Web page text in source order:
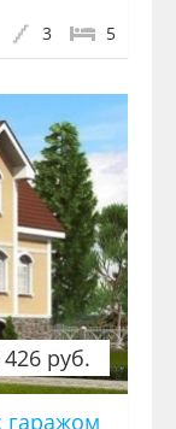
5
3
руб.
гаражом